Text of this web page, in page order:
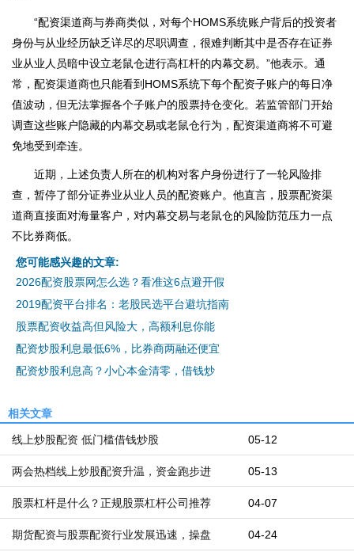
“配资渠道商与券商类似，对每个HOMS系统账户背后的投资者
身份与从业经历缺乏详尽的尽职调查，很难判断其中是否存在证券
业从业人员暗中设立老鼠仓进行高杠杆的内幕交易。”他表示。通
常，配资渠道商也只能看到HOMS系统下每个配资子账户的每日净
值波动，但无法掌握各个子账户的股票持仓变化。若监管部门开始
调查这些账户隐藏的内幕交易或老鼠仓行为，配资渠道商将不可避
免地受到牵连。
近期，上述负责人所在的机构对客户身份进行了一轮风险排
查，暂停了部分证券业从业人员的配资账户。他直言，股票配资渠
道商直接面对海量客户，对内幕交易与老鼠仓的风险防范压力一点
不比券商低。
您可能感兴趣的文章:
2026配资股票网怎么选？看准这6点避开假
2019配资平台排名：老股民选平台避坑指南
股票配资收益高但风险大，高额利息你能
配资炒股利息最低6%，比券商两融还便宜
配资炒股利息高？小心本金清零，借钱炒
相关文章
05-12
线上炒股配资 低门槛借钱炒股
05-13
两会热档线上炒股配资升温，资金跑步进
04-07
股票杠杆是什么？正规股票杠杆公司推荐
04-24
期货配资与股票配资行业发展迅速，操盘